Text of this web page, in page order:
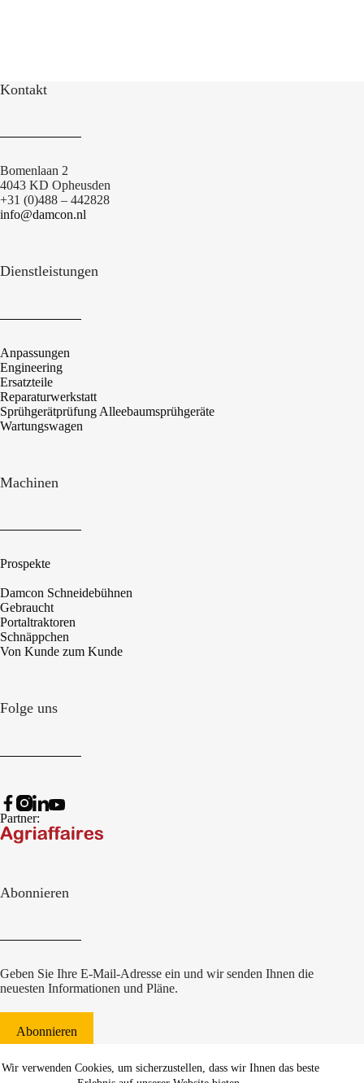
Wir verwenden Cookies, um sicherzustellen, dass wir Ihnen das beste
Kontakt
Bomenlaan 2
4043 KD Opheusden
+31 (0)488 – 442828
info@damcon.nl
Dienstleistungen
Anpassungen
Engineering
Ersatzteile
Reparaturwerkstatt
Sprühgerätprüfung Alleebaumsprühgeräte
Wartungswagen
Machinen
Prospekte
Damcon Schneidebühnen
Gebraucht
Portaltraktoren
Schnäppchen
Von Kunde zum Kunde
Folge uns
Partner:
Abonnieren
Geben Sie Ihre E-Mail-Adresse ein und wir senden Ihnen die
neuesten Informationen und Pläne.
Abonnieren
websiteontwikkeling Communicatieregisseurs*